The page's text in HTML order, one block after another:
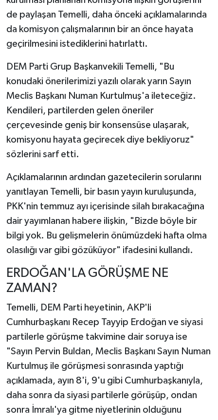
de paylaşan Temelli, daha önceki açıklamalarında
da komisyon çalışmalarının bir an önce hayata
geçirilmesini istediklerini hatırlattı.
DEM Parti Grup Başkanvekili Temelli, "Bu
konudaki önerilerimizi yazılı olarak yarın Sayın
Meclis Başkanı Numan Kurtulmuş'a ileteceğiz.
Kendileri, partilerden gelen öneriler
çerçevesinde geniş bir konsensüse ulaşarak,
komisyonu hayata geçirecek diye bekliyoruz"
sözlerini sarf etti.
Açıklamalarının ardından gazetecilerin sorularını
yanıtlayan Temelli, bir basın yayın kuruluşunda,
PKK'nin temmuz ayı içerisinde silah bırakacağına
dair yayımlanan habere ilişkin, "Bizde böyle bir
bilgi yok. Bu gelişmelerin önümüzdeki hafta olma
olasılığı var gibi gözüküyor" ifadesini kullandı.
ERDOĞAN'LA GÖRÜŞME NE
ZAMAN?
Temelli, DEM Parti heyetinin, AKP'li
Cumhurbaşkanı Recep Tayyip Erdoğan ve siyasi
partilerle görüşme takvimine dair soruya ise
"Sayın Pervin Buldan, Meclis Başkanı Sayın Numan
Kurtulmuş ile görüşmesi sonrasında yaptığı
açıklamada, ayın 8'i, 9'u gibi Cumhurbaşkanıyla,
daha sonra da siyasi partilerle görüşüp, ondan
sonra İmralı'ya gitme niyetlerinin olduğunu